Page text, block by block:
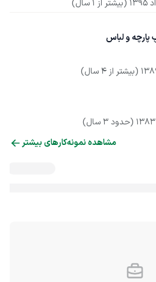
(بیشتر از 1 سال)
پارچه و لباس
(بیشتر از 4 سال)
(حدود 3 سال)
مشاهده نمونه‌کارهای بیشتر